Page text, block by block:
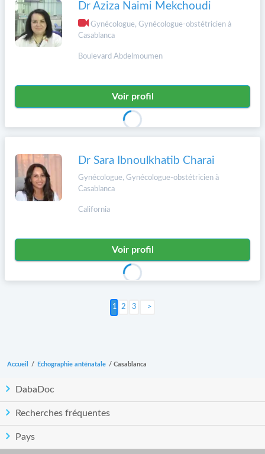
Dr Aziza Naimi Mekchoudi
Gynécologue, Gynécologue-obstétricien à
Casablanca
Boulevard Abdelmoumen
Voir profil
Dr Sara Ibnoulkhatib Charai
Gynécologue, Gynécologue-obstétricien à
Casablanca
California
Voir profil
2 3 Suivant >
Accueil / Echographie anténatale / Casablanca
DabaDoc
Recherches fréquentes
Pays